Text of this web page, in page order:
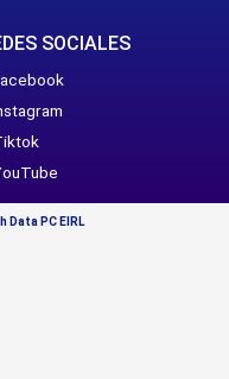
SOCIALES
Data PC EIRL